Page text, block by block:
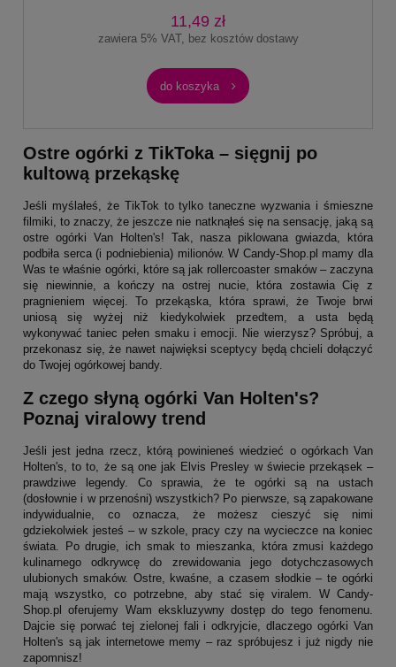
11,49 zł
zawiera 5% VAT, bez kosztów dostawy
do koszyka
Ostre ogórki z TikToka – sięgnij po
kultową przekąskę
Jeśli myślałeś, że TikTok to tylko taneczne wyzwania i śmieszne
filmiki, to znaczy, że jeszcze nie natknąłeś się na sensację, jaką są
ostre ogórki Van Holten's! Tak, nasza piklowana gwiazda, która
podbiła serca (i podniebienia) milionów. W Candy-Shop.pl mamy dla
Was te właśnie ogórki, które są jak rollercoaster smaków – zaczyna
się niewinnie, a kończy na ostrej nucie, która zostawia Cię z
pragnieniem więcej. To przekąska, która sprawi, że Twoje brwi
uniosą się wyżej niż kiedykolwiek przedtem, a usta będą
wykonywać taniec pełen smaku i emocji. Nie wierzysz? Spróbuj, a
przekonasz się, że nawet najwięksi sceptycy będą chcieli dołączyć
do Twojej ogórkowej bandy.
Z czego słyną ogórki Van Holten's?
Poznaj viralowy trend
Jeśli jest jedna rzecz, którą powinieneś wiedzieć o ogórkach Van
Holten's, to to, że są one jak Elvis Presley w świecie przekąsek –
prawdziwe legendy. Co sprawia, że te ogórki są na ustach
(dosłownie i w przenośni) wszystkich? Po pierwsze, są zapakowane
indywidualnie, co oznacza, że możesz cieszyć się nimi
gdziekolwiek jesteś – w szkole, pracy czy na wycieczce na koniec
świata. Po drugie, ich smak to mieszanka, która zmusi każdego
kulinarnego odkrywcę do zrewidowania jego dotychczasowych
ulubionych smaków. Ostre, kwaśne, a czasem słodkie – te ogórki
mają wszystko, co potrzebne, aby stać się viralem. W Candy-
Shop.pl oferujemy Wam ekskluzywny dostęp do tego fenomenu.
Dajcie się porwać tej zielonej fali i odkryjcie, dlaczego ogórki Van
Holten's są jak internetowe memy – raz spróbujesz i już nigdy nie
zapomnisz!